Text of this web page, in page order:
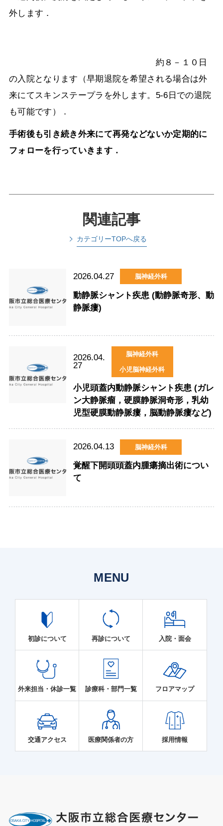
外します．
約８－１０日
の入院となります（早期退院を希望される場合は外
来にてスキンステープラを外します。 5-6 日での退院
も可能です）．
手術後も引き続き外来にて再発などないか定期的に
フォローを行っていきます．
関連記事
カテゴリーTOPへ戻る
脳神経外科
2026.04.27
動静脈シャント疾患 (動静脈奇形、動
静脈瘻)
脳神経外科
小児脳神経外科
2026.04.
27
小児頭蓋内動静脈シャント疾患 (ガレ
ン大静脈瘤，硬膜静脈洞奇形，乳幼
児型硬膜動静脈瘻，脳動静脈瘻など)
脳神経外科
2026.04.13
覚醒下開頭頭蓋内腫瘍摘出術につい
て
MENU
初診について 再診について 入院・面会
外来担当・休診一覧 診療科・部門一覧 フロアマップ
交通アクセス 医療関係者の方 採用情報